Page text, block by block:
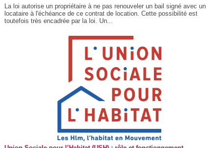
La loi autorise un propriétaire à ne pas renouveler un bail signé avec un
locataire à l'échéance de ce contrat de location. Cette possibilité est
toutefois très encadrée par la loi. Un...